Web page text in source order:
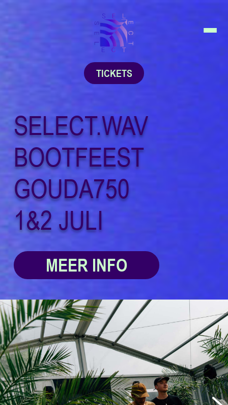
TICKETS
SELECT.WAV
BOOTFEEST
GOUDA750
1&2 JULI
MEER INFO